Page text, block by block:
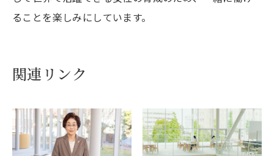
ることを楽しみにしています。
関連リンク